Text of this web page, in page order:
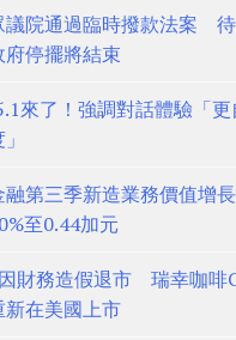
議院通過臨時撥款法案
府停擺將結束
來了！強調對話體驗「
融第三季新造業務價值增
至0.44加元
財務造假退市 瑞幸咖啡
新在美國上市